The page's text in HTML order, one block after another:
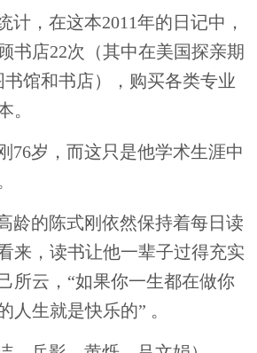
计，在这本2011年的日记中，
书店22次（其中在美国探亲期
书馆和书店），购买各类专业
。
76岁，而这只是他学术生涯中
龄的陈式刚依然保持着每日读
来，读书让他一辈子过得充实
所云，“如果你一生都在做你
人生就是快乐的” 。